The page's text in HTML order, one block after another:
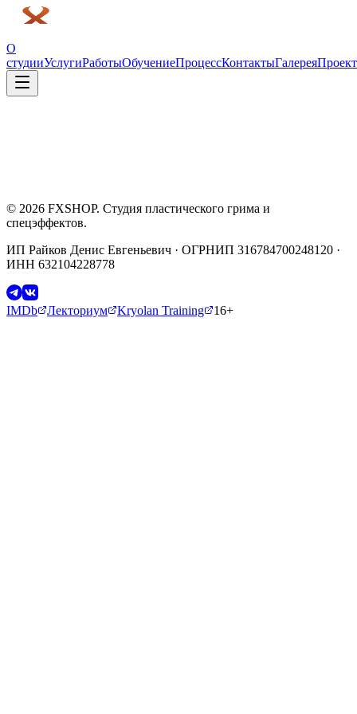
О
студииУслугиРаботыОбучениеПроцессКонтактыГалерея
© 2026 FXSHOP. Студия пластического грима и
спецэффектов.
ИП Райков Денис Евгеньевич · ОГРНИП 316784700248120 ·
ИНН 632104228778
IMDb Лекториум Kryolan Training 16+